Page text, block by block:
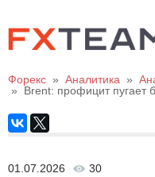
Форекс » Аналитика »
»
Brent: профицит пугает
01.07.2026 30